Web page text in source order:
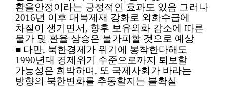
환율안정이라는 긍정적인 효과도 있음 그러나
2016년 이후 대북제재 강화로 외화수급에
차질이 생기면서, 향후 보유외화 감소에 따른
물가 및 환율 상승은 불가피할 것으로 예상
■ 다만, 북한경제가 위기에 봉착한다해도
1990년대 경제위기 수준으로까지 퇴보할
가능성은 희박하며, 또 국제사회가 바라는
방향의 북한변화를 추동할지는 불확실